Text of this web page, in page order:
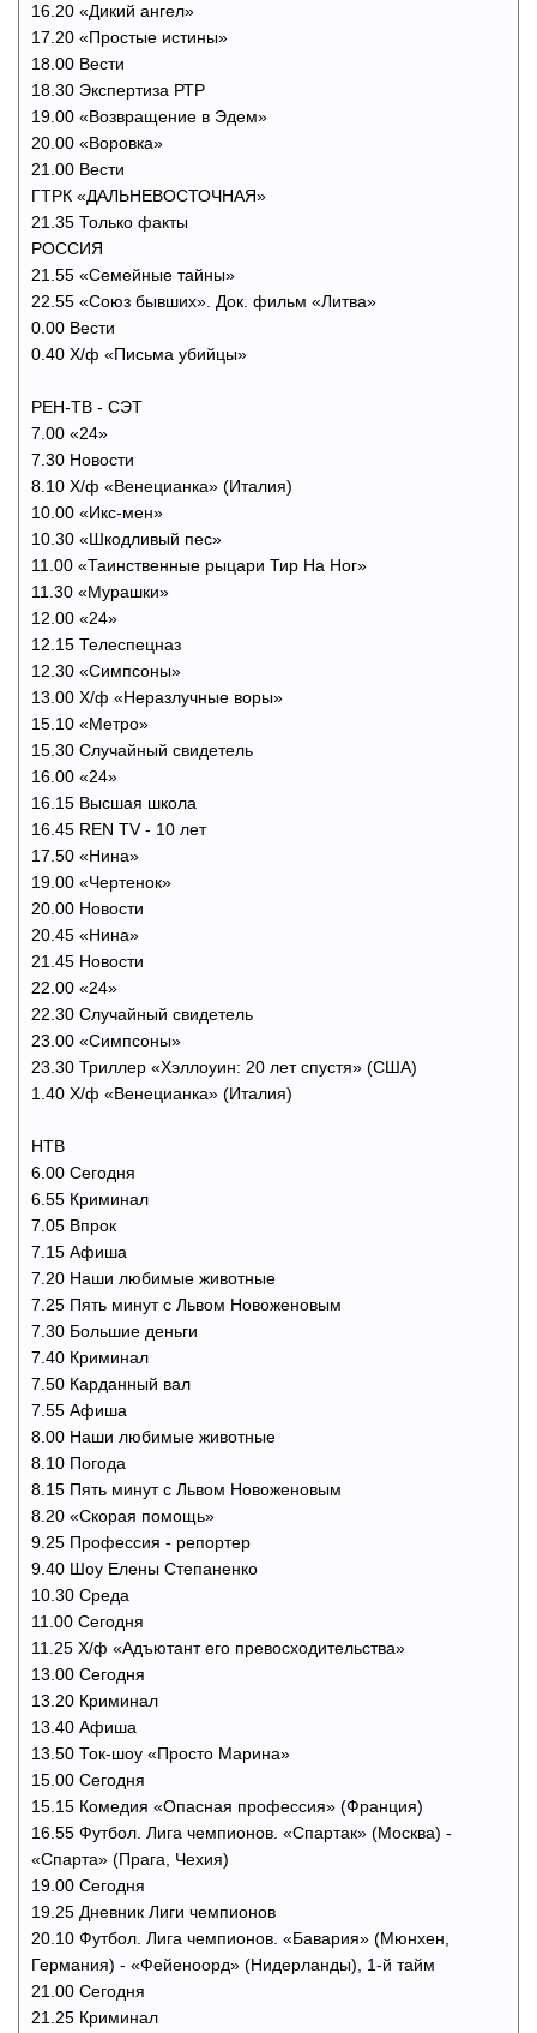
16.20 «Дикий ангел»
17.20 «Простые истины»
18.00 Вести
18.30 Экспертиза РТР
19.00 «Возвращение в Эдем»
20.00 «Воровка»
21.00 Вести
ГТРК «ДАЛЬНЕВОСТОЧНАЯ»
21.35 Только факты
РОССИЯ
21.55 «Семейные тайны»
22.55 «Союз бывших». Док. фильм «Литва»
0.00 Вести
0.40 Х/ф «Письма убийцы»
РЕН-ТВ - СЭТ
7.00 «24»
7.30 Новости
8.10 Х/ф «Венецианка» (Италия)
10.00 «Икс-мен»
10.30 «Шкодливый пес»
11.00 «Таинственные рыцари Тир На Ног»
11.30 «Мурашки»
12.00 «24»
12.15 Телеспецназ
12.30 «Симпсоны»
13.00 Х/ф «Неразлучные воры»
15.10 «Метро»
15.30 Случайный свидетель
16.00 «24»
16.15 Высшая школа
16.45 REN TV - 10 лет
17.50 «Нина»
19.00 «Чертенок»
20.00 Новости
20.45 «Нина»
21.45 Новости
22.00 «24»
22.30 Случайный свидетель
23.00 «Симпсоны»
23.30 Триллер «Хэллоуин: 20 лет спустя» (США)
1.40 Х/ф «Венецианка» (Италия)
НТВ
6.00 Сегодня
6.55 Криминал
7.05 Впрок
7.15 Афиша
7.20 Наши любимые животные
7.25 Пять минут с Львом Новоженовым
7.30 Большие деньги
7.40 Криминал
7.50 Карданный вал
7.55 Афиша
8.00 Наши любимые животные
8.10 Погода
8.15 Пять минут с Львом Новоженовым
8.20 «Скорая помощь»
9.25 Профессия - репортер
9.40 Шоу Елены Степаненко
10.30 Среда
11.00 Сегодня
11.25 Х/ф «Адъютант его превосходительства»
13.00 Сегодня
13.20 Криминал
13.40 Афиша
13.50 Ток-шоу «Просто Марина»
15.00 Сегодня
15.15 Комедия «Опасная профессия» (Франция)
16.55 Футбол. Лига чемпионов. «Спартак» (Москва) -
«Спарта» (Прага, Чехия)
19.00 Сегодня
19.25 Дневник Лиги чемпионов
20.10 Футбол. Лига чемпионов. «Бавария» (Мюнхен,
Германия) - «Фейеноорд» (Нидерланды), 1-й тайм
21.00 Сегодня
21.25 Криминал